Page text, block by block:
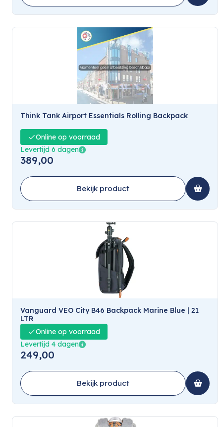
Think Tank Airport Essentials Rolling Backpack
Online op voorraad
Levertijd 6 dagen
389,00
Bekijk product
Vanguard VEO City B46 Backpack Marine Blue | 21
LTR
Online op voorraad
Levertijd 4 dagen
249,00
Bekijk product